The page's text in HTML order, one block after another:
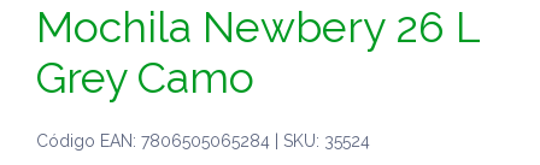
Mochila Newbery 26 L
Grey Camo
Código EAN: 7806505065284 | SKU: 35524